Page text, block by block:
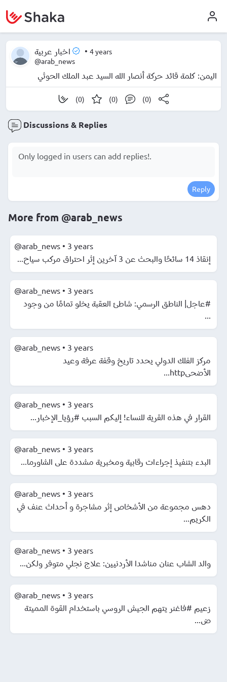
اخبار عربية • 4 years
@arab_news
اليمن: كلمة قائد حركة أنصار الله السيد عبد الملك الحوثي
(0) (0) (0)
Discussions & Replies
Reply
More from @arab_news
@arab_news • 3 years
إنقاذ 14 سائحًا والبحث عن 3 آخرين إثر احتراق مركب سياح...
@arab_news • 3 years
#عاجل| الناطق الرسمي: شاطئ العقبة يخلو تمامًا من وجود
...
@arab_news • 3 years
مركز الفلك الدولي يحدد تاريخ وقفة عرفة وعيد
الأضحىhttp...
@arab_news • 3 years
القرار في هذه القرية للنساء! إليكم السبب #رؤيا_الإخبار...
@arab_news • 3 years
البدء بتنفيذ إجراءات رقابية ومخبرية مشددة على الشاورما...
@arab_news • 3 years
دهس مجموعة من الأشخاص إثر مشاجرة و أحداث عنف في
الكريم...
@arab_news • 3 years
والد الشاب عنان مناشدا الأردنيين: علاج نجلي متوفر ولكن...
@arab_news • 3 years
زعيم #فاغنر يتهم الجيش الروسي باستخدام القوة المميتة
ض...